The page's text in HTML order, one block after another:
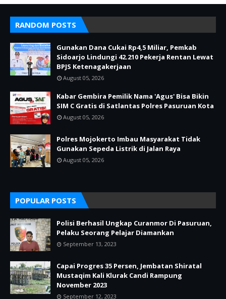
RANDOM POSTS
Gunakan Dana Cukai Rp4,5 Miliar, Pemkab
Sidoarjo Lindungi 42.210 Pekerja Rentan Lewat
BPJS Ketenagakerjaan
August 05, 2026
Kabar Gembira Pemilik Nama 'Agus' Bisa Bikin
SIM C Gratis di Satlantas Polres Pasuruan Kota
August 05, 2026
Polres Mojokerto Imbau Masyarakat Tidak
Gunakan Sepeda Listrik di Jalan Raya
August 05, 2026
POPULAR POSTS
Polisi Berhasil Ungkap Curanmor Di Pasuruan,
Pelaku Seorang Pelajar Diamankan
September 13, 2023
Capai Progres 35 Persen, Jembatan Shiratal
Mustaqim Kali Klurak Candi Rampung
November 2023
September 12, 2023